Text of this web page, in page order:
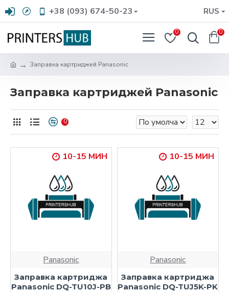
+38 (093) 674-50-23 RUS
0 0
Заправка картриджей Panasonic
Заправка картриджей Panasonic
0
10-15 МИН
Panasonic
Заправка картриджа
Panasonic DQ-TU10J-PB
10-15 МИН
Panasonic
Заправка картриджа
Panasonic DQ-TUJ5K-PK